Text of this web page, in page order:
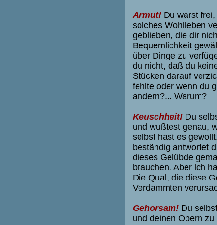
Armut! Du warst
solches Wohlleben
geblieben, die dir
Bequemlichkeit
über Dinge zu
du nicht, daß du
Stücken darauf
fehlte oder wenn du
andern?... Warum?
Keuschheit! Du
und wußtest genau,
selbst hast es
beständig antwortet
dieses Gelübde
brauchen. Aber ich
Die Qual, die diese
Verdammten
Gehorsam! Du
und deinen Obern